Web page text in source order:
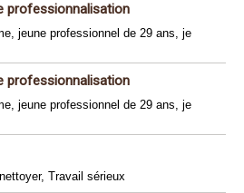
professionnalisation
jeune professionnel de 29 ans, je
professionnalisation
jeune professionnel de 29 ans, je
Travail sérieux